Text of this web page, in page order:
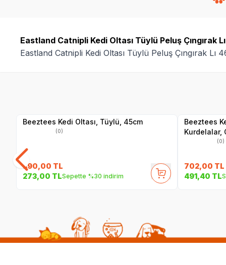
Eastland Catnipli Kedi Oltası Tüylü Peluş Çıngırak
Eastland Catnipli Kedi Oltası Tüylü Peluş Çıngırak Lı
Beeztees Kedi Oltası, Tüylü, 45cm
(0)
390,00 TL
273,00 TLSepette %30 indirim
Beeztees
Kurdelalar,
(0)
702,00 TL
491,40 TL